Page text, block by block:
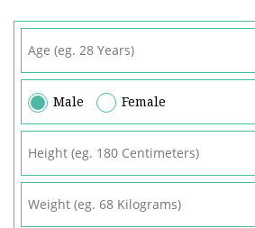
Male Female